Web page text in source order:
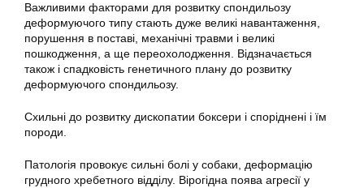
Важливими факторами для розвитку спондильозу
деформуючого типу стають дуже великі навантаження,
порушення в поставі, механічні травми і великі
пошкодження, а ще переохолодження. Відзначається
також і спадковість генетичного плану до розвитку
деформуючого спондильозу.
Схильні до розвитку дископатии боксери і споріднені і їм
породи.
Патологія провокує сильні болі у собаки, деформацію
грудного хребетного відділу. Вірогідна поява агресії у